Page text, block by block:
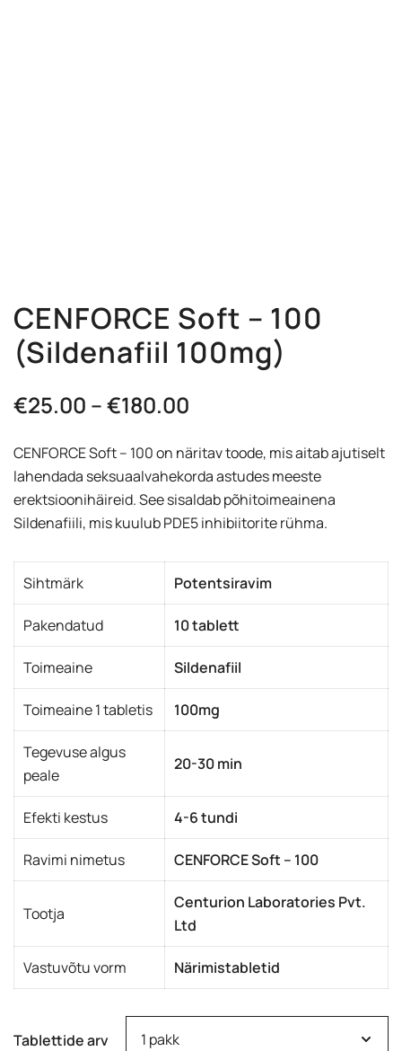
CENFORCE Soft – 100
(Sildenafiil 100mg)
€25.00 –€180.00
€25.00
kuni
€180.00
CENFORCE Soft – 100 on näritav toode, mis aitab ajutiselt
lahendada seksuaalvahekorda astudes meeste
erektsioonihäireid. See sisaldab põhitoimeainena
Sildenafiili, mis kuulub PDE5 inhibiitorite rühma.
Sihtmärk Potentsiravim
Pakendatud 10 tablett
Toimeaine Sildenafiil
Toimeaine 1 tabletis 100mg
Tegevuse algus
peale
20-30 min
Efekti kestus 4-6 tundi
Ravimi nimetus CENFORCE Soft – 100
Tootja
Centurion Laboratories Pvt.
Ltd
Vastuvõtu vorm Närimistabletid
Tablettide arv